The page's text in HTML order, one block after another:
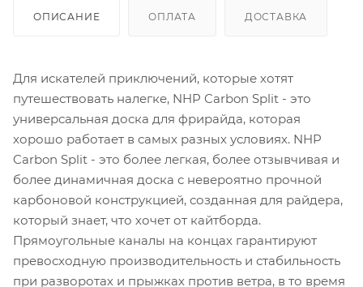
ОПИСАНИЕ ОПЛАТА ДОСТАВКА
Для искателей приключений, которые хотят
путешествовать налегке, NHP Carbon Split - это
универсальная доска для фрирайда, которая
хорошо работает в самых разных условиях. NHP
Carbon Split - это более легкая, более отзывчивая и
более динамичная доска с невероятно прочной
карбоновой конструкцией, созданная для райдера,
который знает, что хочет от кайтборда.
Прямоугольные каналы на концах гарантируют
превосходную производительность и стабильность
при разворотах и прыжках против ветра, в то время